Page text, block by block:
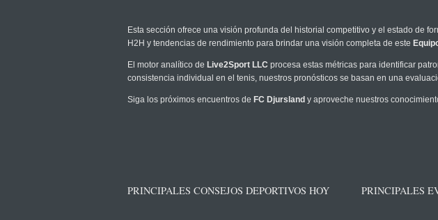
Esta sección ofrece una visión profunda del historial competitivo y el estado de
H2H y tendencias de rendimiento para brindar una visión completa de este
El motor analítico de Live2Sport LLC procesa estas métricas para identificar
consistencia individual en el tenis, nuestros pronósticos se basan en una
Siga los próximos encuentros de FC Djursland y aproveche nuestros
PRINCIPALES CONSEJOS DEPORTIVOS HOY PRINCIPALES